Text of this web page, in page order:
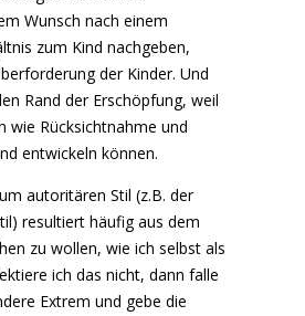
Wunsch nach einem
zum Kind nachgeben,
der Kinder. Und
Rand der Erschöpfung, weil
wie Rücksichtnahme und
entwickeln können.
autoritären Stil (z.B. der
resultiert häufig aus dem
zu wollen, wie ich selbst als
ich das nicht, dann falle
Extrem und gebe die